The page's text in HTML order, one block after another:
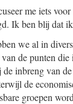
me iets
Ik ben blij dat
we al in
de punten
inbreng van
de
groepen